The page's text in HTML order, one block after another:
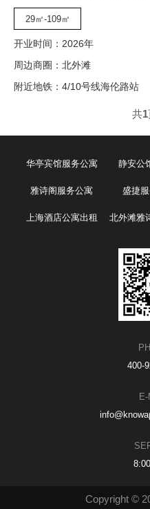
29㎡-109㎡
开业时间：2026年
周边商圈：北外滩
附近地铁：4/10号线海伦路站
共1
华亭宾馆服务公寓 静安公
雅诗阁服务公寓 盛捷
上海酒店公寓出租 北外滩雅
400-
Copyright ©